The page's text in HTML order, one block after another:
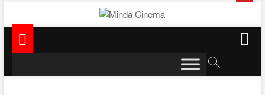
Minda Cinema
NEWS & EDUTAINMENT
M
e